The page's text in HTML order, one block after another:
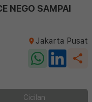
Jakarta Pusat
Cicilan